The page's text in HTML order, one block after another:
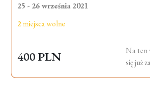
25 - 26 września 2021
2miejsca wolne
400 PLN
Na ten
się już